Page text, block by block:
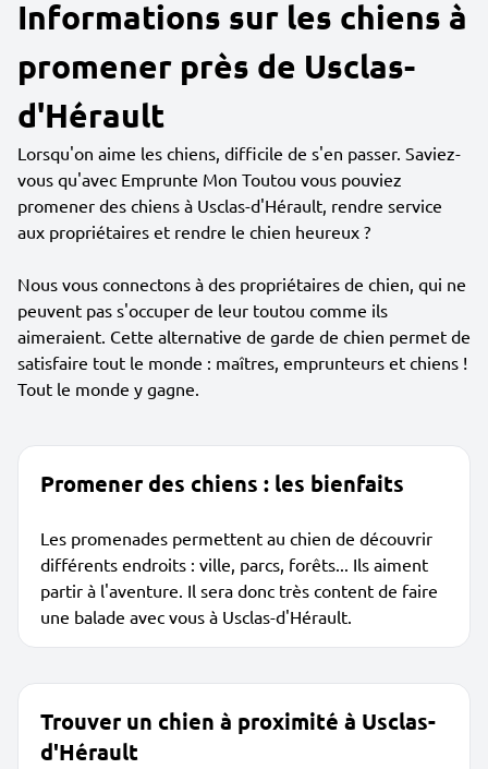
Informations sur les chiens à
promener près de Usclas-
d'Hérault
Lorsqu'on aime les chiens, difficile de s'en passer. Saviez-
vous qu'avec Emprunte Mon Toutou vous pouviez
promener des chiens à Usclas-d'Hérault, rendre service
aux propriétaires et rendre le chien heureux ?
Nous vous connectons à des propriétaires de chien, qui ne
peuvent pas s'occuper de leur toutou comme ils
aimeraient. Cette alternative de garde de chien permet de
satisfaire tout le monde : maîtres, emprunteurs et chiens !
Tout le monde y gagne.
Promener des chiens : les bienfaits
Les promenades permettent au chien de découvrir
différents endroits : ville, parcs, forêts... Ils aiment
partir à l'aventure. Il sera donc très content de faire
une balade avec vous à Usclas-d'Hérault.
Trouver un chien à proximité à Usclas-
d'Hérault